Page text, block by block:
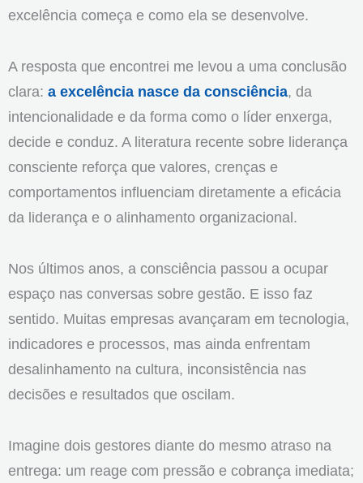
excelência começa e como ela se desenvolve.
A resposta que encontrei me levou a uma conclusão
clara: a excelência nasce da consciência, da
intencionalidade e da forma como o líder enxerga,
decide e conduz. A literatura recente sobre liderança
consciente reforça que valores, crenças e
comportamentos influenciam diretamente a eficácia
da liderança e o alinhamento organizacional.
Nos últimos anos, a consciência passou a ocupar
espaço nas conversas sobre gestão. E isso faz
sentido. Muitas empresas avançaram em tecnologia,
indicadores e processos, mas ainda enfrentam
desalinhamento na cultura, inconsistência nas
decisões e resultados que oscilam.
Imagine dois gestores diante do mesmo atraso na
entrega: um reage com pressão e cobrança imediata;